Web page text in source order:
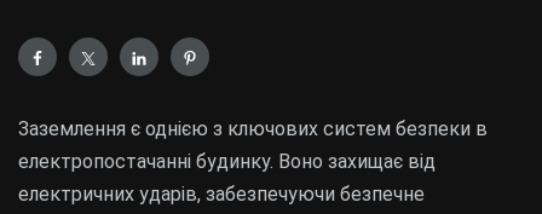
Заземлення є однією з ключових систем безпеки в
електропостачанні будинку. Воно захищає від
електричних ударів, забезпечуючи безпечне